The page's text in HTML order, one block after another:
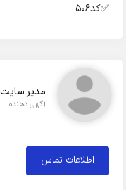
✅️کد۵۰۶
مدیر سایت
آگهی دهنده
اطلاعات تماس